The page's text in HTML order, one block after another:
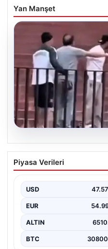
Yan Manşet
05.08.2026
Torreira’ya
istenen ceza belli
Piyasa Verileri
USD 47.57
EUR
ALTIN
BTC